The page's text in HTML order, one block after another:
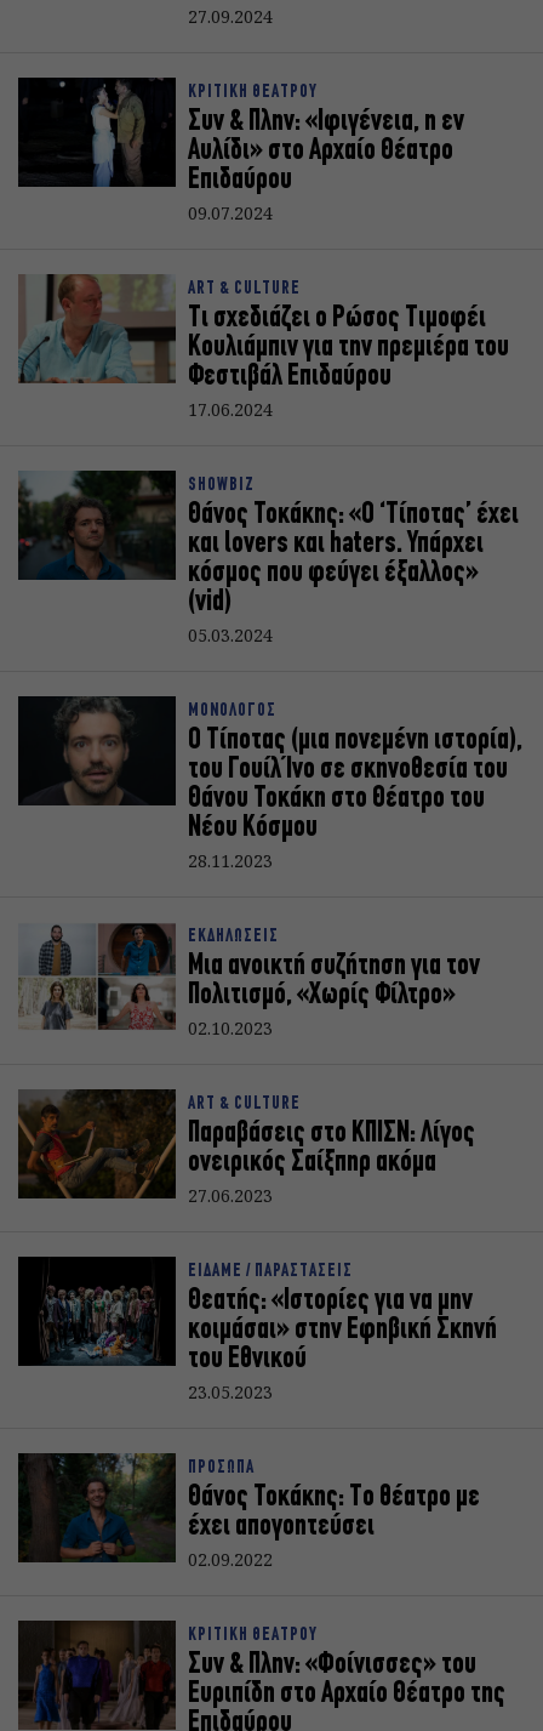
27.09.2024
ΚΡΙΤΙΚΗ ΘΕΑΤΡΟΥ
Συν & Πλην: «Ιφιγένεια, η εν
Αυλίδι» στο Αρχαίο Θέατρο
Επιδαύρου
09.07.2024
ART & CULTURE
Τι σχεδιάζει ο Ρώσος Τιμοφέι
Κουλιάμπιν για την πρεμιέρα του
Φεστιβάλ Επιδαύρου
17.06.2024
SHOWBIZ
Θάνος Τοκάκης: «Ο ‘Τίποτας’ έχει
και lovers και haters. Υπάρχει
κόσμος που φεύγει έξαλλος»
(vid)
05.03.2024
ΜΟΝΟΛΟΓΟΣ
Ο Τίποτας (μια πονεμένη ιστορία),
του Γουίλ Ίνο σε σκηνοθεσία του
Θάνου Τοκάκη στο Θέατρο του
Νέου Κόσμου
28.11.2023
ΕΚΔΗΛΩΣΕΙΣ
Μια ανοικτή συζήτηση για τον
Πολιτισμό, «Χωρίς Φίλτρο»
02.10.2023
ART & CULTURE
Παραβάσεις στο ΚΠΙΣΝ: Λίγος
ονειρικός Σαίξπηρ ακόμα
27.06.2023
ΕΙΔΑΜΕ / ΠΑΡΑΣΤΑΣΕΙΣ
Θεατής: «Ιστορίες για να μην
κοιμάσαι» στην Εφηβική Σκηνή
του Εθνικού
23.05.2023
ΠΡΟΣΩΠΑ
Θάνος Τοκάκης: Tο θέατρο με
έχει απογοητεύσει
02.09.2022
ΚΡΙΤΙΚΗ ΘΕΑΤΡΟΥ
Συν & Πλην: «Φοίνισσες» του
Ευριπίδη στο Αρχαίο Θέατρο της
Επιδαύρου